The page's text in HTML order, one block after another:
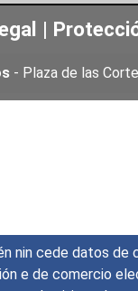
cede datos
e de comercio
|
- Plaza de las